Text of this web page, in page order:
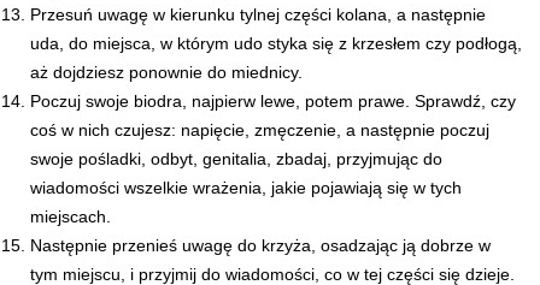
Przesuń uwagę w kierunku tylnej części kolana, a następnie
uda, do miejsca, w którym udo styka się z krzesłem czy podłogą,
aż dojdziesz ponownie do miednicy.
Poczuj swoje biodra, najpierw lewe, potem prawe. Sprawdź, czy
coś w nich czujesz: napięcie, zmęczenie, a następnie poczuj
swoje pośladki, odbyt, genitalia, zbadaj, przyjmując do
wiadomości wszelkie wrażenia, jakie pojawiają się w tych
miejscach.
Następnie przenieś uwagę do krzyża, osadzając ją dobrze w
tym miejscu, i przyjmij do wiadomości, co w tej części się dzieje.